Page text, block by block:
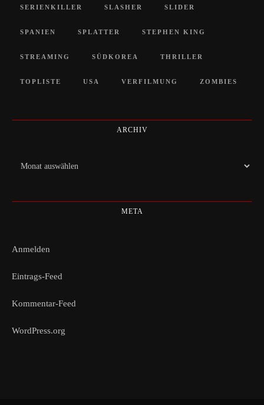
SERIENKILLER SLASHER SLIDER
SPANIEN SPLATTER STEPHEN KING
STREAMING SÜDKOREA THRILLER
TOPLISTE USA VERFILMUNG ZOMBIES
ARCHIV
Archiv
META
Anmelden
Eintrags-Feed
Kommentar-Feed
WordPress.org